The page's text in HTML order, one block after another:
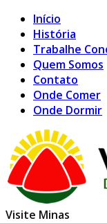
Início
História
Trabalhe
Quem Somos
Contato
Onde Comer
Onde Dormir
Visite Minas